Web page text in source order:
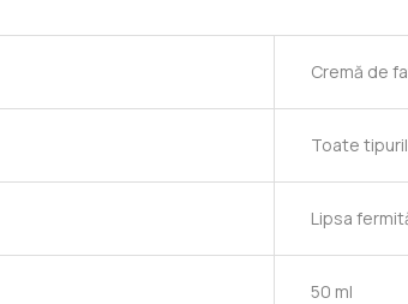
Cremă de
Toate
Lipsa
50 ml